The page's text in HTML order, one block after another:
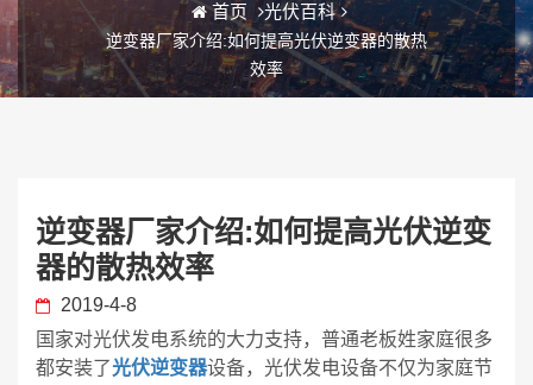
首页 光伏百科
逆变器厂家介绍:如何提高光伏逆变器的散热
效率
逆变器厂家介绍:如何提高光伏逆变
器的散热效率
2019-4-8
国家对光伏发电系统的大力支持，普通老板姓家庭很多
都安装了光伏逆变器设备，光伏发电设备不仅为家庭节